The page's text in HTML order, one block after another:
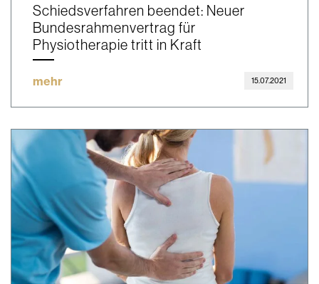
Schiedsverfahren beendet: Neuer
Bundesrahmenvertrag für
Physiotherapie tritt in Kraft
mehr 15.07.2021